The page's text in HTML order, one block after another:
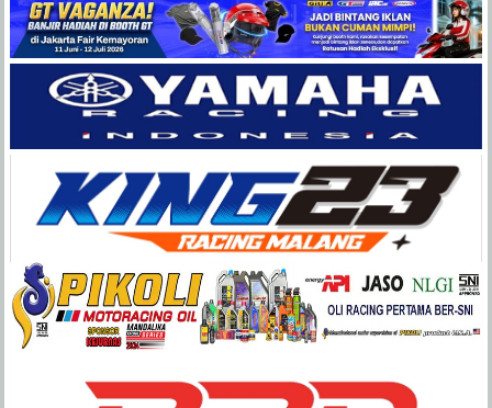
Balap
Paling
Lengkap